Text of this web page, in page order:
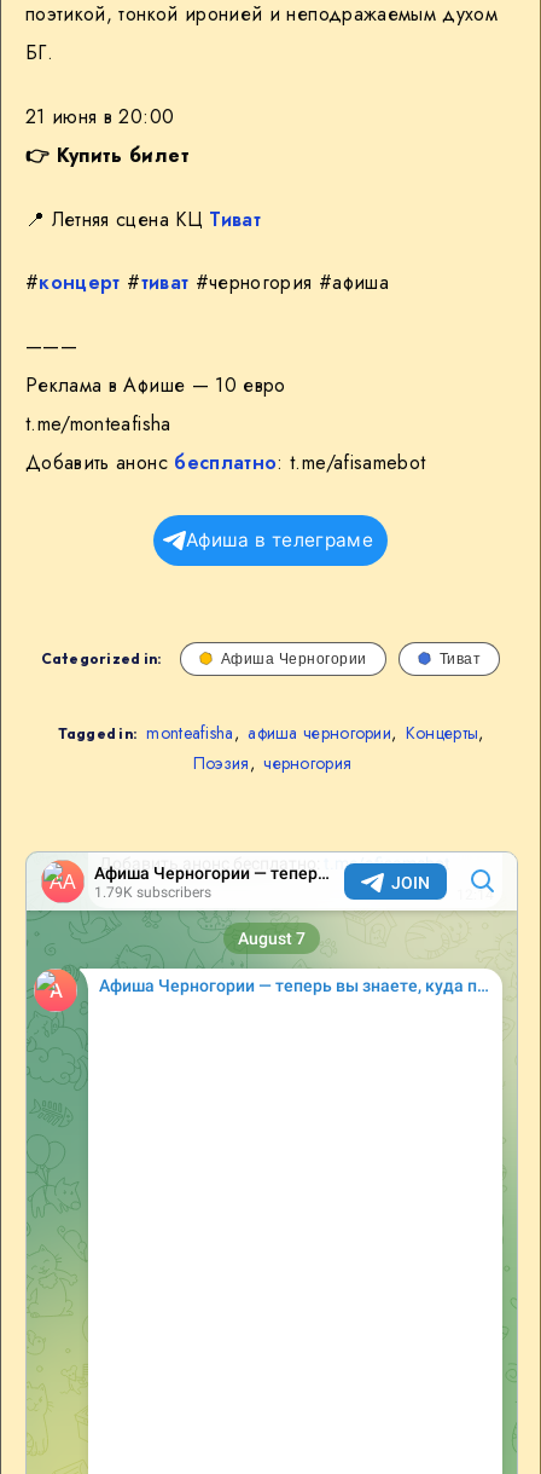
поэтикой, тонкой иронией и неподражаемым духом
БГ.
21 июня в 20:00
👉 Купить билет
📍 Летняя сцена КЦ Тиват
#концерт #тиват #черногория #афиша
———
Реклама в Афише — 10 евро
t.me/monteafisha
Добавить анонс бесплатно: t.me/afisamebot
Афиша в телеграме
Categorized in: Афиша Черногории Тиват
Tagged in: monteafisha, афиша черногории, Концерты,
Поэзия, черногория